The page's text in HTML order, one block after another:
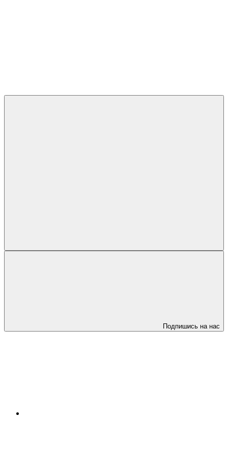
Подпишись на нас